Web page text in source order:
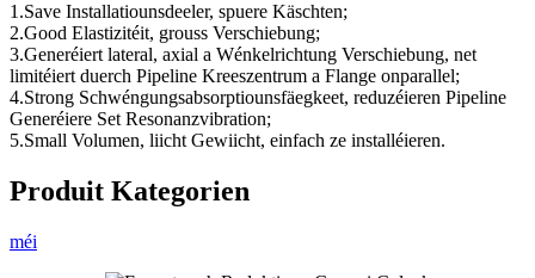
1.Save Installatiounsdeeler, spuere Käschten;
2.Good Elastizitéit, grouss Verschiebung;
3.Generéiert lateral, axial a Wénkelrichtung Verschiebung, net
limitéiert duerch Pipeline Kreeszentrum a Flange onparallel;
4.Strong Schwéngungsabsorptiounsfäegkeet, reduzéieren Pipeline
Generéiere Set Resonanzvibration;
5.Small Volumen, liicht Gewiicht, einfach ze installéieren.
Produit Kategorien
méi